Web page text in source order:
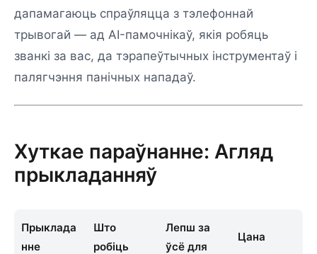
дапамагаюць спраўляцца з тэлефоннай
трывогай — ад AI-памочнікаў, якія робяць
званкі за вас, да тэрапеўтычных інструментаў і
палягчэння панічных нападаў.
Хуткае параўнанне: Агляд
прыкладанняў
Прыклада
нне
Што
робіць
Лепш за
ўсё для
Цана